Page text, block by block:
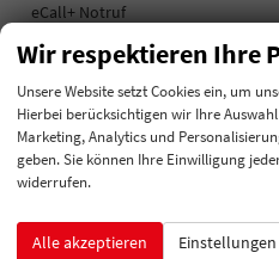
eCall+ Notruf
Vorbereitung für ŠKODA Connect M
magnetischem Ladeprofil und
2x USB-C hinten (Ladeleistung bis
USB-C am Innenrückspiegel
Infotainment Media 8", Bluetooth,
Wir respektieren Ihre
Unsere Website setzt Cookies ein, um
Hierbei berücksichtigen wir Ihre
Marketing, Analytics und
geben. Sie können Ihre Einwilligung
widerrufen.
Alle akzeptieren Einstellungen